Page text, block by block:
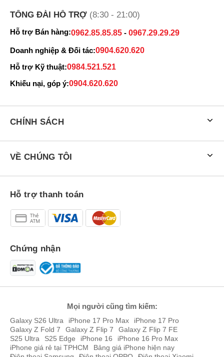
TỔNG ĐÀI HỖ TRỢ (8:30 - 21:00)
Hỗ trợ Bán hàng:0962.85.85.85 - 0967.29.29.29
Doanh nghiệp & Đối tác:0904.620.620
Hỗ trợ Kỹ thuật:0984.521.521
Khiếu nại, góp ý:0904.620.620
CHÍNH SÁCH
VỀ CHÚNG TÔI
Hỗ trợ thanh toán
Chứng nhận
Mọi người cũng tìm kiếm:
Galaxy S26 Ultra iPhone 17 Pro Max
iPhone 17 Pro
Galaxy Z Fold 7
Galaxy Z Flip 7
Galaxy Z Flip 7 FE
S25 Ultra
S25 Edge iPhone 16
iPhone 16 Pro Max
iPhone giá rẻ tại TPHCM
Bảng giá iPhone hiện nay